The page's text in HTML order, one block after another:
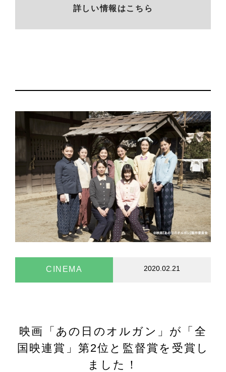
詳しい情報はこちら
CINEMA 2020.02.21
映画「あの日のオルガン」が「全
国映連賞」第2位と監督賞を受賞し
ました！